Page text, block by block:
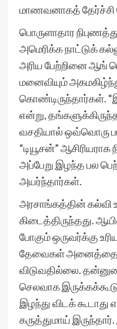
மாணவனாகத் தேர்ச்சி
பொருளாதார
அமெரிக்க நாட்டுக்
அரிய பேற்றினை ஆங்
மனைவியும்
கொண்டிருந்தார்கள்.
என்று,
வசதியால் ஒவ்வொரு
“டியூசன்” ஆசிரியராக
அப்பேறு இழந்த பல
அயர்ந்தார்கள்.
அரசாங்கத்தின் கல்வி
கிடைத்திருந்தது.
போகும் ஒருவர்க்கு
தேவைகள்
விடுவதில்லை.
செலவாக
இழந்து விடக்
கருத்துமாய்